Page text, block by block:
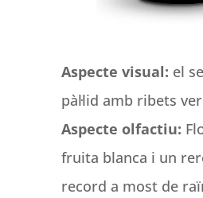
Aspecte visual: el
pàl·lid amb ribets
Aspecte olfactiu:
fruita blanca i un
record a most de